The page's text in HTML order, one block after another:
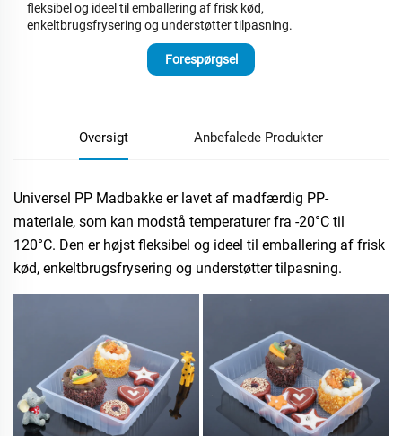
fleksibel og ideel til emballering af frisk kød,
enkeltbrugsfrysering og understøtter tilpasning.
Forespørgsel
Oversigt Anbefalede Produkter
Universel PP Madbakke er lavet af madfærdig PP-
materiale, som kan modstå temperaturer fra -20°C til
120°C. Den er højst fleksibel og ideel til emballering af frisk
kød, enkeltbrugsfrysering og understøtter tilpasning.